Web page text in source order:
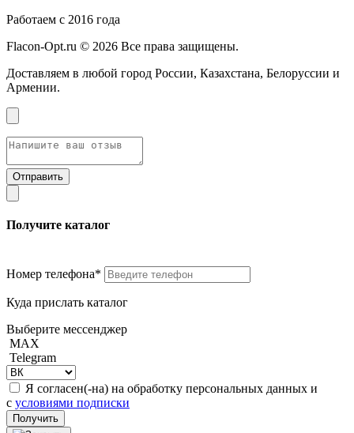
Работаем с 2016 года
Flacon-Opt.ru © 2026 Все права защищены.
Доставляем в любой город России, Казахстана, Белоруссии и
Армении.
Получите каталог
Номер телефона*
Куда прислать каталог
Выберите мессенджер
MAX
Telegram
Я согласен(-на) на обработку персональных данных и
с условиями подписки